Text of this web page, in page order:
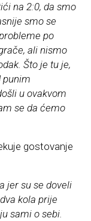
na 2:0, da smo
smo se
po
ali nismo
Što je tu je,
punim
u ovakvom
se da ćemo
gostovanje
jer su se doveli
kola prije
sami o sebi.